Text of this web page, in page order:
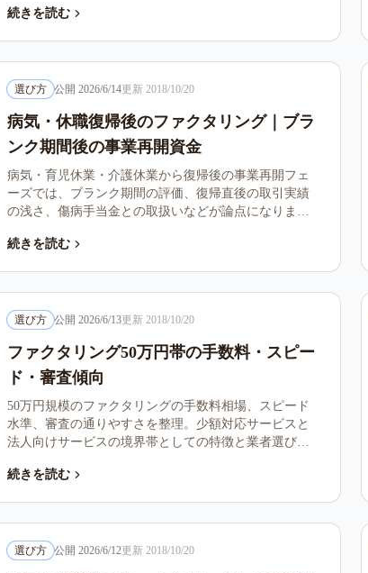
続きを読む
選び方 公開2026/6/14更新2018/10/20
病気・休職復帰後のファクタリング｜ブラ
ンク期間後の事業再開資金
病気・育児休業・介護休業から復帰後の事業再開フェ
ーズでは、ブランク期間の評価、復帰直後の取引実績
の浅さ、傷病手当金との取扱いなどが論点になりま
ます。
続きを読む
選び方 公開2026/6/13更新2018/10/20
ファクタリング50万円帯の手数料・スピー
ド・審査傾向
50万円規模のファクタリングの手数料相場、スピード
水準、審査の通りやすさを整理。少額対応サービスと
法人向けサービスの境界帯としての特徴と業者選びの
続きを読む
選び方 公開2026/6/12更新2018/10/20